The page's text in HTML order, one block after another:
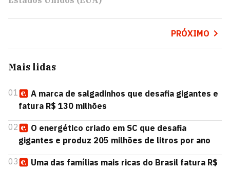
PRÓXIMO
Mais lidas
01
A marca de salgadinhos que desafia gigantes e
fatura R$ 130 milhões
02
O energético criado em SC que desafia
gigantes e produz 205 milhões de litros por ano
03
Uma das famílias mais ricas do Brasil fatura R$